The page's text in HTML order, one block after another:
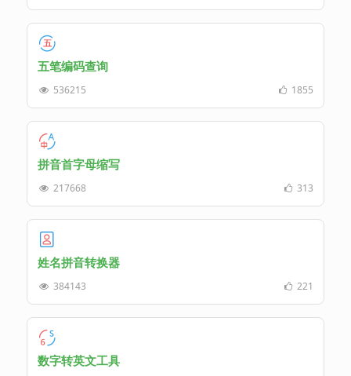
五笔编码查询
536215 1855
拼音首字母缩写
217668 313
姓名拼音转换器
384143 221
数字转英文工具